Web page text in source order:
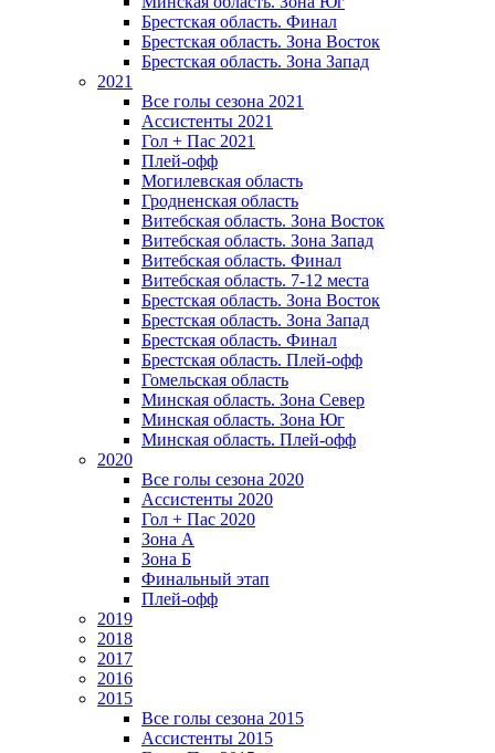
Брестская область. Финал
Брестская область. Зона Восток
Брестская область. Зона Запад
2021
Все голы сезона 2021
Ассистенты 2021
Гол + Пас 2021
Плей-офф
Могилевская область
Гродненская область
Витебская область. Зона Восток
Витебская область. Зона Запад
Витебская область. Финал
Витебская область. 7-12 места
Брестская область. Зона Восток
Брестская область. Зона Запад
Брестская область. Финал
Брестская область. Плей-офф
Гомельская область
Минская область. Зона Север
Минская область. Зона Юг
Минская область. Плей-офф
2020
Все голы сезона 2020
Ассистенты 2020
Гол + Пас 2020
Зона А
Зона Б
Финальный этап
Плей-офф
2019
2018
2017
2016
2015
Все голы сезона 2015
Ассистенты 2015